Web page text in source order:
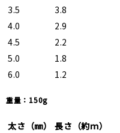
3.5
3.8
4.0
2.9
4.5
2.2
5.0
1.8
6.0
1.2
重量：150g
太さ（㎜）
長さ（約ｍ）